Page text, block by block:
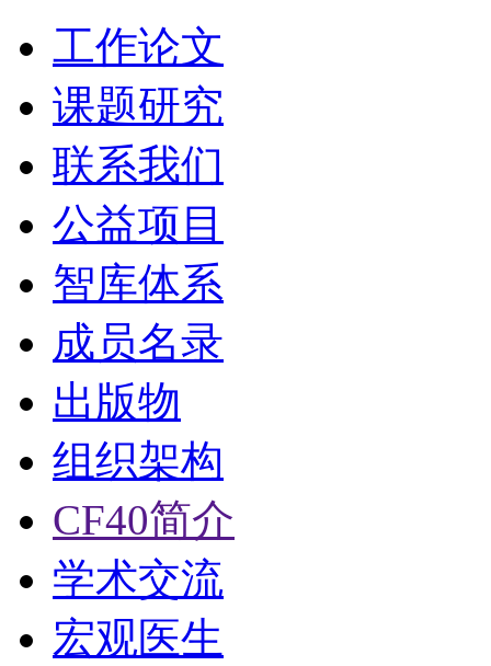
工作论文
课题研究
联系我们
公益项目
智库体系
成员名录
出版物
组织架构
CF40简介
学术交流
宏观医生